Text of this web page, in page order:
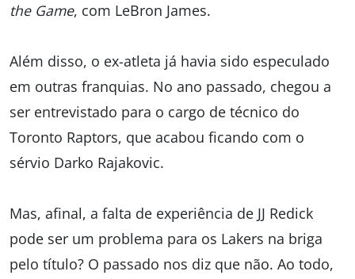
the Game, com LeBron James.
Além disso, o ex-atleta já havia sido especulado
em outras franquias. No ano passado, chegou a
ser entrevistado para o cargo de técnico do
Toronto Raptors, que acabou ficando com o
sérvio Darko Rajakovic.
Mas, afinal, a falta de experiência de JJ Redick
pode ser um problema para os Lakers na briga
pelo título? O passado nos diz que não. Ao todo,